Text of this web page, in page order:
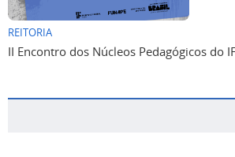
REITORIA
II Encontro dos Núcleos Pedagógicos do